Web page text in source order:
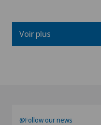
Voir plus
@Follow our news